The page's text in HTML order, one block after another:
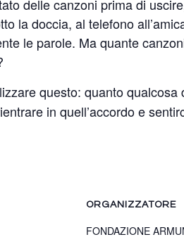
delle canzoni prima di
la doccia, al telefono
le parole. Ma quante
questo: quanto
in quell’accordo e
ORGANIZZATORE
FONDAZIONE